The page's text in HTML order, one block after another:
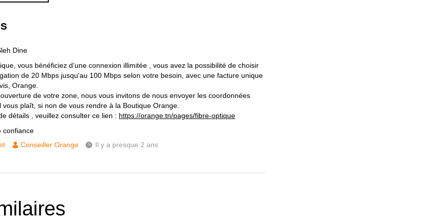
Dine
vous bénéficiez d’une connexion illimitée , vous avez la possibilité de choisir
de 20 Mbps jusqu'au 100 Mbps selon votre besoin, avec une facture unique
Orange.
de votre zone, nous vous invitons de nous envoyer les coordonnées
vous plaît, si non de vous rendre à la Boutique Orange.
détails , veuillez consulter ce lien : https://orange.tn/pages/fibre-optique
confiance
Conseiller Orange Il y a presque 2 ans